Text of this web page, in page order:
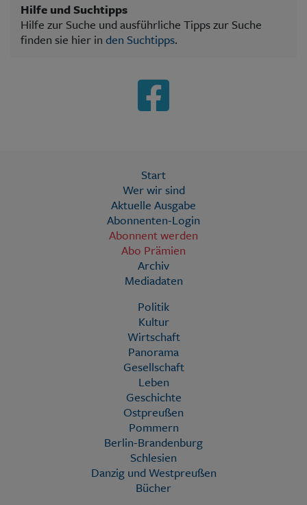
Hilfe und Suchtipps
Hilfe zur Suche und ausführliche Tipps zur Suche
finden sie hier in den Suchtipps.
Start
Wer wir sind
Aktuelle Ausgabe
Abonnenten-Login
Abonnent werden
Abo Prämien
Archiv
Mediadaten
Politik
Kultur
Wirtschaft
Panorama
Gesellschaft
Leben
Geschichte
Ostpreußen
Pommern
Berlin-Brandenburg
Schlesien
Danzig und Westpreußen
Bücher